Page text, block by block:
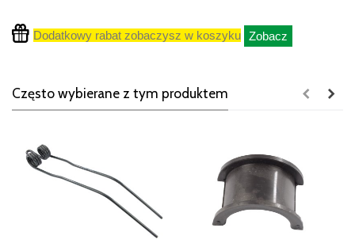
Dodatkowy rabat zobaczysz w koszyku Zobacz
Często wybierane z tym produktem